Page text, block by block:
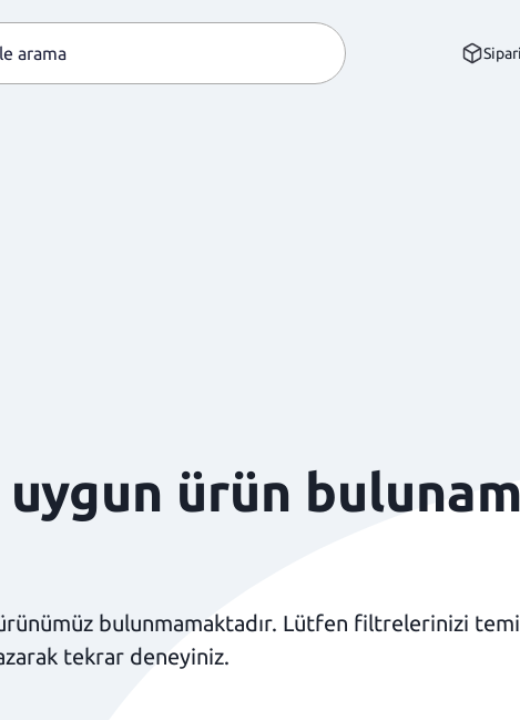
ürün
bulunmamaktadır. Lütfen filtrelerinizi
tekrar deneyiniz.